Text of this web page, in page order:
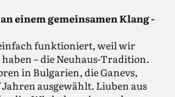
einem gemeinsamen Klang
funktioniert, weil wir
– die Neuhaus-Tradition.
in Bulgarien, die Ganevs,
ausgewählt. Liuben aus